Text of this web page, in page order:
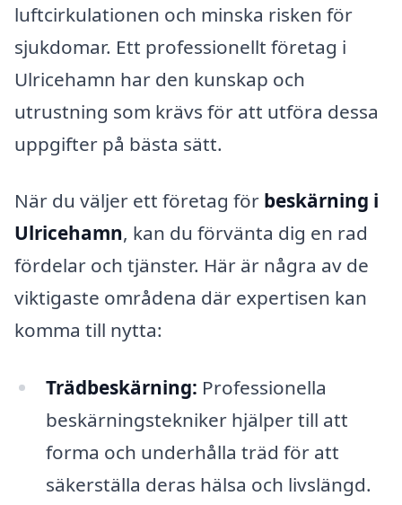
luftcirkulationen och minska risken för
sjukdomar. Ett professionellt företag i
Ulricehamn har den kunskap och
utrustning som krävs för att utföra dessa
uppgifter på bästa sätt.
När du väljer ett företag för beskärning i
Ulricehamn, kan du förvänta dig en rad
fördelar och tjänster. Här är några av de
viktigaste områdena där expertisen kan
komma till nytta:
Trädbeskärning: Professionella
beskärningstekniker hjälper till att
forma och underhålla träd för att
säkerställa deras hälsa och livslängd.